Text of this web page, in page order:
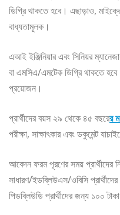
ডিগ্রি থাকতে হবে। এছাড়াও,
বাধ্যতামূলক।
এআই ইঞ্জিনিয়ার এবং সিনিয়র
বা এমসিএ/এমটেক ডিগ্রি থাকতে
প্রয়োজন।
প্রার্থীদের বয়স ২৯ থেকে ৪৫ বছরের
পরীক্ষা, সাক্ষাৎকার এবং ডকুমেন্ট
আবেদন ফরম পূরণের সময় প্রার্থীদের
সাধারণ/ইডব্লিউএস/ওবিসি
পিডব্লিউডি প্রার্থীদের জন্য ১০০